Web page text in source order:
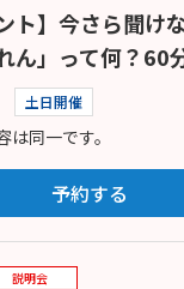
ト】今さら聞け
ん」って何？60
土日開催
同一です。
予約する
説明会